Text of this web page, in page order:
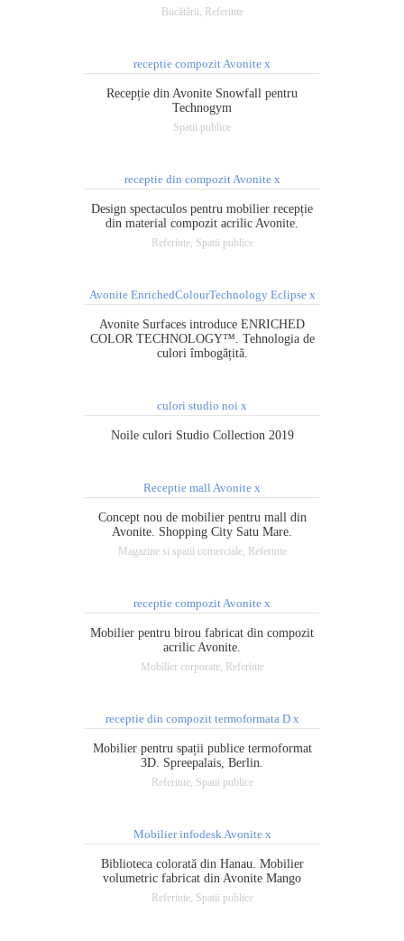
Bucătării, Referinte
Recepție din Avonite Snowfall pentru
Technogym
Spatii publice
Design spectaculos pentru mobilier recepție
din material compozit acrilic Avonite.
Referinte, Spatii publice
Avonite Surfaces introduce ENRICHED
COLOR TECHNOLOGY™. Tehnologia de
culori îmbogățită.
Noile culori Studio Collection 2019
Concept nou de mobilier pentru mall din
Avonite. Shopping City Satu Mare.
Magazine si spatii comerciale, Referinte
Mobilier pentru birou fabricat din compozit
acrilic Avonite.
Mobilier corporate, Referinte
Mobilier pentru spații publice termoformat
3D. Spreepalais, Berlin.
Referinte, Spatii publice
Biblioteca colorată din Hanau. Mobilier
volumetric fabricat din Avonite Mango
Referinte, Spatii publice